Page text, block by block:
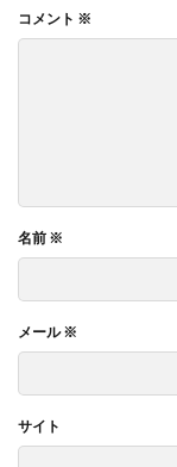
コメント ※
名前 ※
メール※
サイト